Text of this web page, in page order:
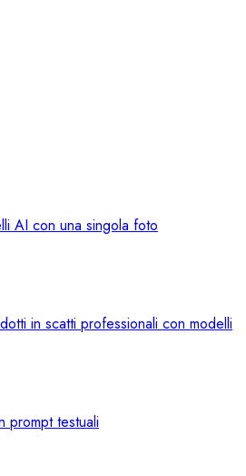
AI con una singola foto
in scatti professionali con modelli
prompt testuali